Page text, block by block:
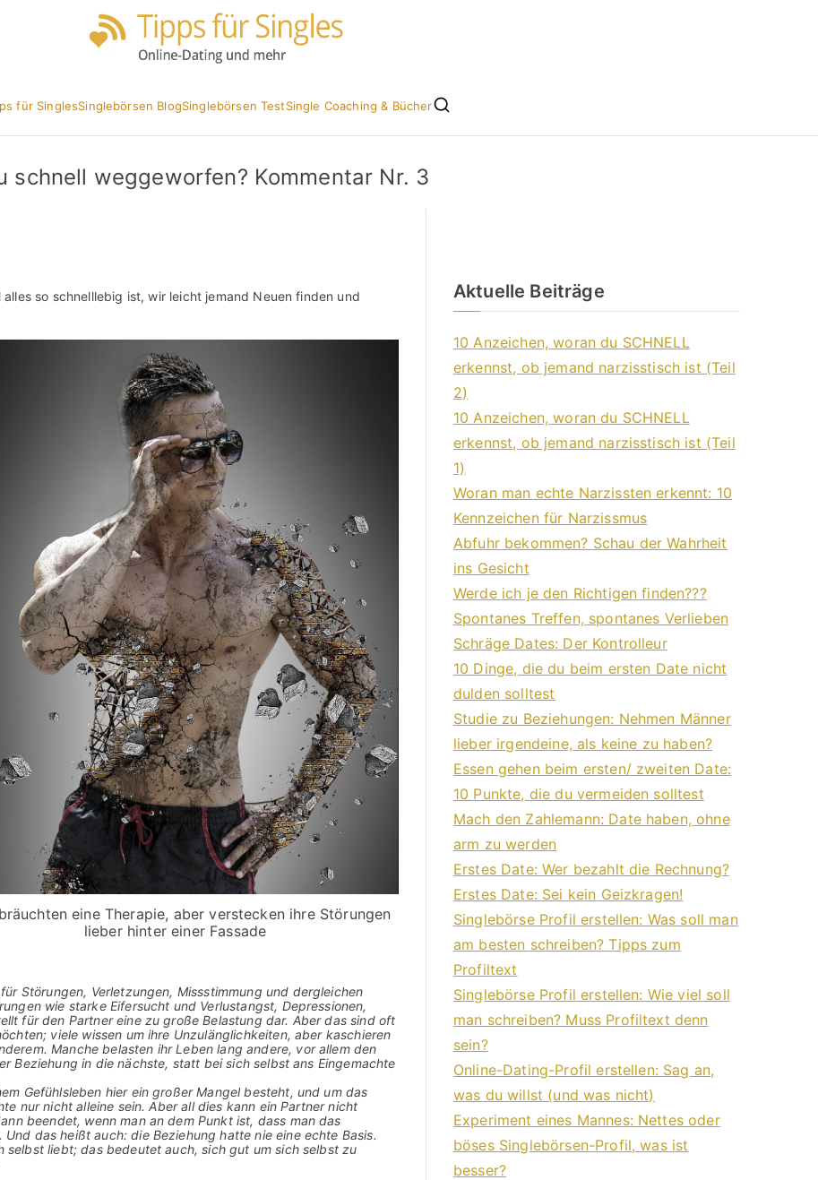
für SinglesSinglebörsen BlogSinglebörsen TestSingle Coaching & Bücher
schnell weggeworfen? Kommentar Nr. 3
so schnelllebig ist, wir leicht jemand Neuen finden und
eine Therapie, aber verstecken ihre Störungen
lieber hinter einer Fassade
Störungen, Verletzungen, Missstimmung und dergleichen
wie starke Eifersucht und Verlustangst, Depressionen,
für den Partner eine zu große Belastung dar. Aber das sind oft
viele wissen um ihre Unzulänglichkeiten, aber kaschieren
Manche belasten ihr Leben lang andere, vor allem den
Beziehung in die nächste, statt bei sich selbst ans Eingemachte
Gefühlsleben hier ein großer Mangel besteht, und um das
nur nicht alleine sein. Aber all dies kann ein Partner nicht
beendet, wenn man an dem Punkt ist, dass man das
das heißt auch: die Beziehung hatte nie eine echte Basis.
selbst liebt; das bedeutet auch, sich gut um sich selbst zu
Aktuelle Beiträge
10 Anzeichen, woran du SCHNELL
erkennst, ob jemand narzisstisch ist (Teil
2)
10 Anzeichen, woran du SCHNELL
erkennst, ob jemand narzisstisch ist (Teil
1)
Woran man echte Narzissten erkennt: 10
Kennzeichen für Narzissmus
Abfuhr bekommen? Schau der Wahrheit
ins Gesicht
Werde ich je den Richtigen finden???
Spontanes Treffen, spontanes Verlieben
Schräge Dates: Der Kontrolleur
10 Dinge, die du beim ersten Date nicht
dulden solltest
Studie zu Beziehungen: Nehmen Männer
lieber irgendeine, als keine zu haben?
Essen gehen beim ersten/ zweiten Date:
10 Punkte, die du vermeiden solltest
Mach den Zahlemann: Date haben, ohne
arm zu werden
Erstes Date: Wer bezahlt die Rechnung?
Erstes Date: Sei kein Geizkragen!
Singlebörse Profil erstellen: Was soll man
am besten schreiben? Tipps zum
Profiltext
Singlebörse Profil erstellen: Wie viel soll
man schreiben? Muss Profiltext denn
sein?
Online-Dating-Profil erstellen: Sag an,
was du willst (und was nicht)
Experiment eines Mannes: Nettes oder
böses Singlebörsen-Profil, was ist
besser?